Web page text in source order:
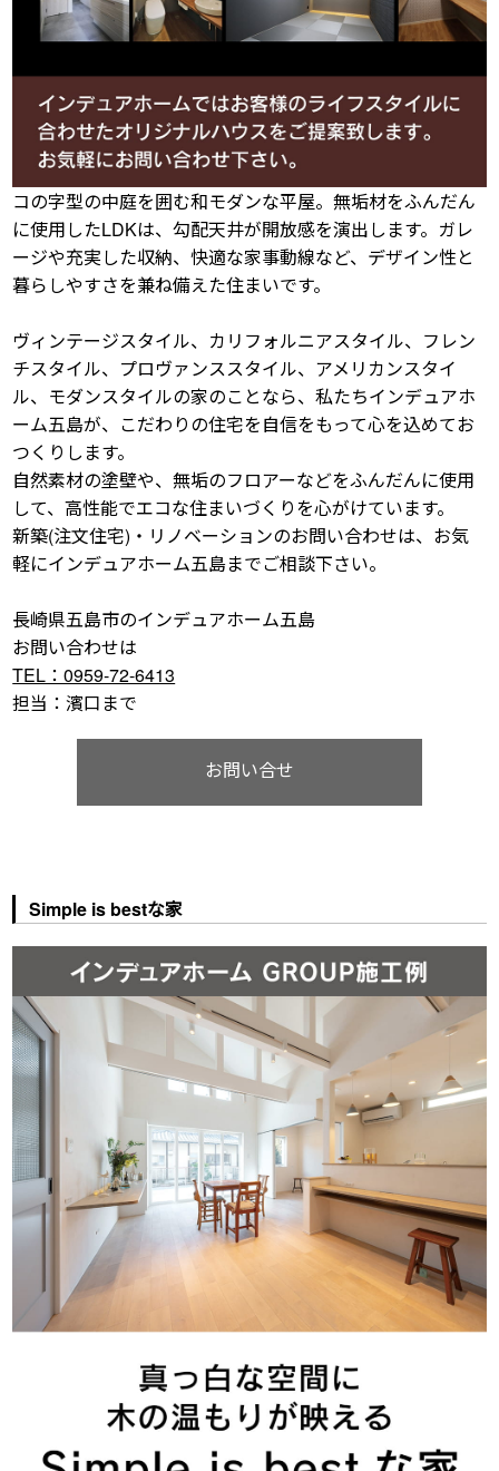
コの字型の中庭を囲む和モダンな平屋。無垢材をふんだん
に使用したLDKは、勾配天井が開放感を演出します。ガレ
ージや充実した収納、快適な家事動線など、デザイン性と
暮らしやすさを兼ね備えた住まいです。
ヴィンテージスタイル、カリフォルニアスタイル、フレン
チスタイル、プロヴァンススタイル、アメリカンスタイ
ル、モダンスタイルの家のことなら、私たちインデュアホ
ーム五島が、こだわりの住宅を自信をもって心を込めてお
つくりします。
自然素材の塗壁や、無垢のフロアーなどをふんだんに使用
して、高性能でエコな住まいづくりを心がけています。
新築(注文住宅)・リノベーションのお問い合わせは、お気
軽にインデュアホーム五島までご相談下さい。
長崎県五島市のインデュアホーム五島
お問い合わせは
TEL：0959-72-6413
担当：濱口まで
お問い合せ
Simple is bestな家